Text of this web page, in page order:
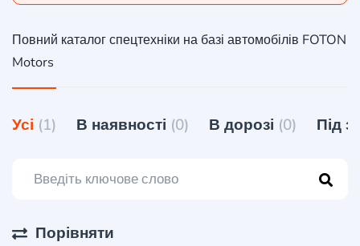
Повний каталог спецтехніки на базі автомобілів FOTON
Motors
Усі (1) В наявності (0) В дорозі (0) Під
Порівняти